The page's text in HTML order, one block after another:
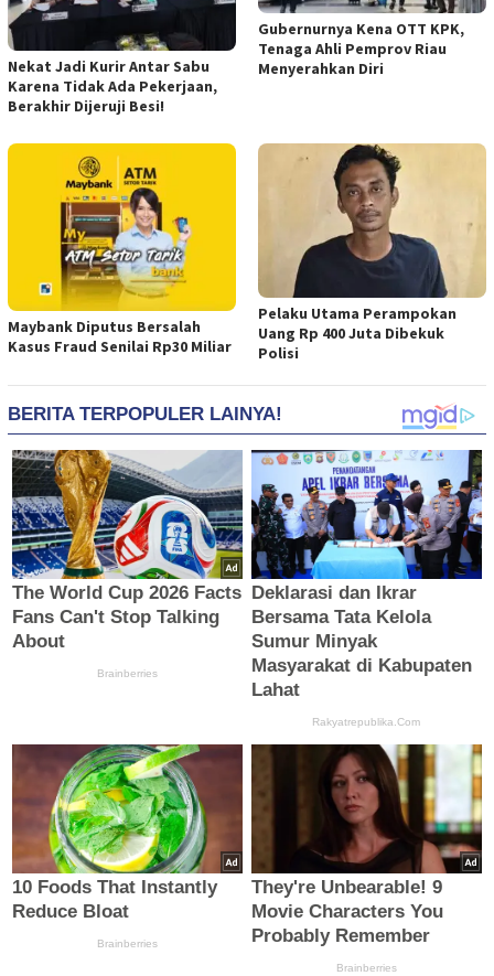
Nekat Jadi Kurir Antar Sabu
Karena Tidak Ada Pekerjaan,
Berakhir Dijeruji Besi!
Gubernurnya Kena OTT KPK,
Tenaga Ahli Pemprov Riau
Menyerahkan Diri
Maybank Diputus Bersalah
Kasus Fraud Senilai Rp30 Miliar
Pelaku Utama Perampokan
Uang Rp 400 Juta Dibekuk
Polisi